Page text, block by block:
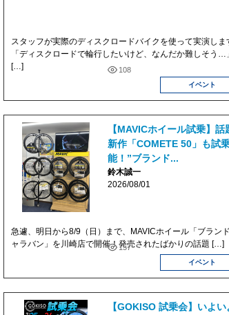
108
イベント
スタッフが実際のディスクロードバイクを使って実演しま
「ディスクロードで輪行したいけど、なんだか難しそう…」
[…]
【MAVICホイール試乗】話
新作「COMETE 50」も試
能！”ブランド...
鈴木誠一
2026/08/01
157
イベント
急遽、明日から8/9（日）まで、MAVICホイール「ブラン
ャラバン」を川崎店で開催！発売されたばかりの話題 […]
【GOKISO 試乗会】いよい